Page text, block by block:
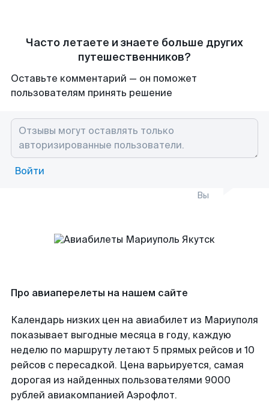
Часто летаете и знаете больше других
путешественников?
Оставьте комментарий — он поможет
пользователям принять решение
Войти
Вы
Про авиаперелеты на нашем сайте
Календарь низких цен на авиабилет из Мариуполя
показывает выгодные месяца в году, каждую
неделю по маршруту летают 5 прямых рейсов и 10
рейсов с пересадкой. Цена варьируется, самая
дорогая из найденных пользователями 9000
рублей авиакомпанией Аэрофлот.